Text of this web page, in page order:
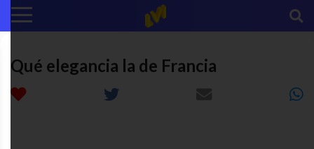
Qué elegancia la de Francia